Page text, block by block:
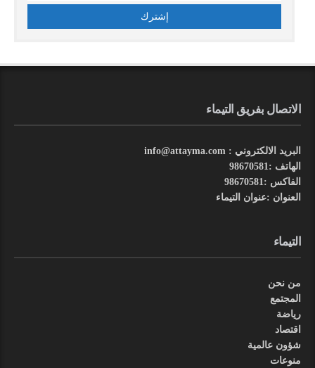
الاتصال بفريق التيماء
البريد الالكتروني : info@attayma.com
الهاتف :98670581
الفاكس :98670581
العنوان :عنوان التيماء
التيماء
من نحن
المجتمع
رياضة
اقتصاد
شؤون عالمية
منوعات